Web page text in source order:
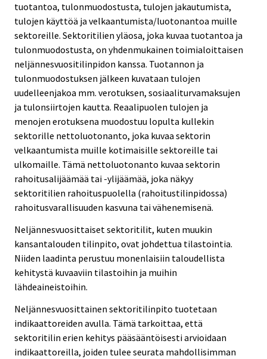
tuotantoa, tulonmuodostusta, tulojen jakautumista,
tulojen käyttöä ja velkaantumista/luotonantoa muille
sektoreille. Sektoritilien yläosa, joka kuvaa tuotantoa ja
tulonmuodostusta, on yhdenmukainen toimialoittaisen
neljännesvuositilinpidon kanssa. Tuotannon ja
tulonmuodostuksen jälkeen kuvataan tulojen
uudelleenjakoa mm. verotuksen, sosiaaliturvamaksujen
ja tulonsiirtojen kautta. Reaalipuolen tulojen ja
menojen erotuksena muodostuu lopulta kullekin
sektorille nettoluotonanto, joka kuvaa sektorin
velkaantumista muille kotimaisille sektoreille tai
ulkomaille. Tämä nettoluotonanto kuvaa sektorin
rahoitusalijäämää tai -ylijäämää, joka näkyy
sektoritilien rahoituspuolella (rahoitustilinpidossa)
rahoitusvarallisuuden kasvuna tai vähenemisenä.
Neljännesvuosittaiset sektoritilit, kuten muukin
kansantalouden tilinpito, ovat johdettua tilastointia.
Niiden laadinta perustuu monenlaisiin taloudellista
kehitystä kuvaaviin tilastoihin ja muihin
lähdeaineistoihin.
Neljännesvuosittainen sektoritilinpito tuotetaan
indikaattoreiden avulla. Tämä tarkoittaa, että
sektoritilin erien kehitys pääsääntöisesti arvioidaan
indikaattoreilla, joiden tulee seurata mahdollisimman